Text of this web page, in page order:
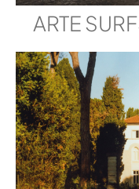
ARTE